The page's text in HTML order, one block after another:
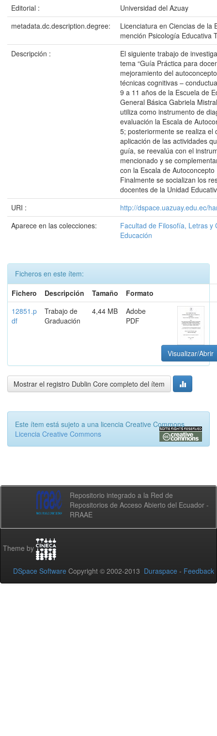
Editorial :
Universidad del Azuay
metadata.dc.description.degree:
Licenciatura en Ciencias de la
mención Psicología Educativa
Descripción :
El siguiente trabajo de
tema “Guía Práctica para
mejoramiento del
técnicas cognitivas –
9 a 11 años de la Escuela de
General Básica Gabriela
utiliza como instrumento de
evaluación la Escala de
5; posteriormente se realiza el
aplicación de las actividades
guía, se reevalúa con el
mencionado y se
con la Escala de
Finalmente se socializan los
docentes de la Unidad
URI :
http://dspace.uazuay.edu.ec/
Aparece en las colecciones:
Facultad de Filosofía, Letras y
Educación
Ficheros en este ítem:
Fichero
Descripción Tamaño
Formato
12851.p
df
Trabajo de
Graduación
4,44 MB
Adobe
PDF
Visualizar/Abrir
Mostrar el registro Dublin Core completo del ítem
Este ítem está sujeto a una licencia Creative Commons
Licencia Creative Commons
Repositorio integrado a la Red de
Repositorios de Acceso Abierto del Ecuador -
RRAAE
Theme by
DSpace Software Copyright © 2002-2013 Duraspace - Feedback